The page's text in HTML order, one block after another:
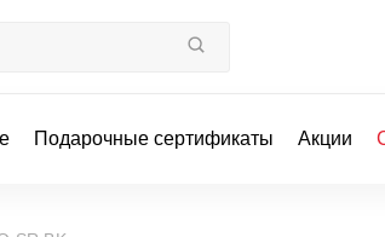
Подарочные сертификаты Акции